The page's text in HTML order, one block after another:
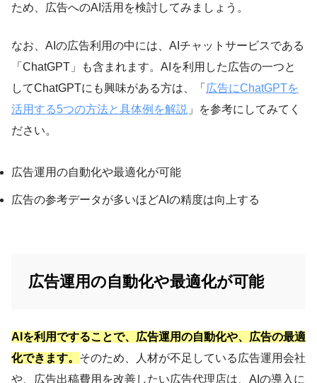
ため、広告へのAI活用を検討してみましょう。
なお、AIの広告利用の中には、AIチャットサービスである
「ChatGPT」も含まれます。AIを利用した広告の一つと
してChatGPTにも興味がある方は、「 広告にChatGPTを
活用する5つの方法と具体例を解説 」を参考にしてみてく
ださい。
広告運用の自動化や最適化が可能
広告の参考データが多いほどAIの精度は向上する
広告運用の自動化や最適化が可能
AIを利用ですることで、広告運用の自動化や、広告の最適
化できます。 そのため、人材が不足している広告運用会社
や、広告出稿費用を改善したい広告代理店は、AIの導入に